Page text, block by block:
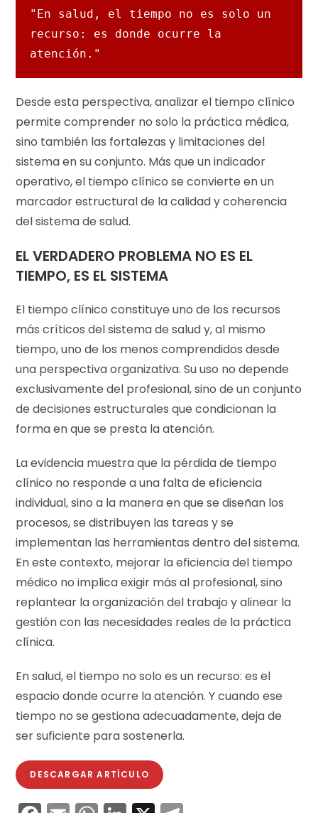
"En salud, el tiempo no es solo un
recurso: es donde ocurre la
atención."
Desde esta perspectiva, analizar el tiempo clínico
permite comprender no solo la práctica médica,
sino también las fortalezas y limitaciones del
sistema en su conjunto. Más que un indicador
operativo, el tiempo clínico se convierte en un
marcador estructural de la calidad y coherencia
del sistema de salud.
EL VERDADERO PROBLEMA NO ES EL
TIEMPO, ES EL SISTEMA
El tiempo clínico constituye uno de los recursos
más críticos del sistema de salud y, al mismo
tiempo, uno de los menos comprendidos desde
una perspectiva organizativa. Su uso no depende
exclusivamente del profesional, sino de un conjunto
de decisiones estructurales que condicionan la
forma en que se presta la atención.
La evidencia muestra que la pérdida de tiempo
clínico no responde a una falta de eficiencia
individual, sino a la manera en que se diseñan los
procesos, se distribuyen las tareas y se
implementan las herramientas dentro del sistema.
En este contexto, mejorar la eficiencia del tiempo
médico no implica exigir más al profesional, sino
replantear la organización del trabajo y alinear la
gestión con las necesidades reales de la práctica
clínica.
En salud, el tiempo no solo es un recurso: es el
espacio donde ocurre la atención. Y cuando ese
tiempo no se gestiona adecuadamente, deja de
ser suficiente para sostenerla.
DESCARGAR ARTÍCULO